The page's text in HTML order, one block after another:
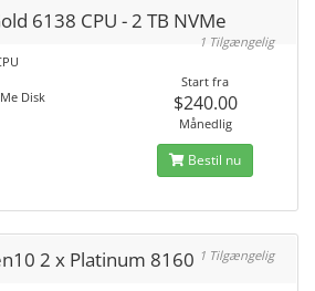
6138 CPU - 2 TB NVMe
1 Tilgængelig
Disk
Start fra
$240.00
Månedlig
Bestil nu
2 x Platinum 8160 1 Tilgængelig